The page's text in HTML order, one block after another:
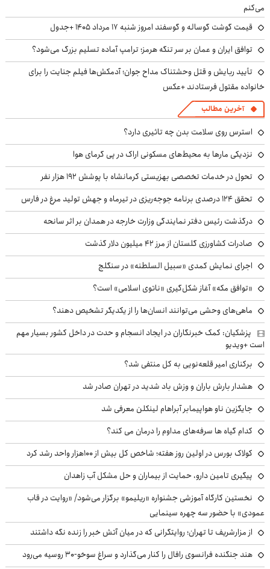
می‌کنم
قیمت گوشت گوساله و گوسفند امروز شنبه ۱۷ مرداد ۱۴۰۵ +جدول
توافق ایران و عمان بر سر تنگه هرمز؛ ترامپ آماده تسلیم بزرگ می‌شود؟
تأیید ربایش و قتل وحشتناک مداح جوان؛ آدمکش‌ها فیلم جنایت را برای
خانواده مقتول فرستادند +عکس
آخرین مطالب
استرس روی سلامت بدن چه تاثیری دارد؟
نزدیکی مارها به محیط‌های مسکونی اراک در پی گرمای هوا
تحول در خدمات تخصصی بهزیستی کرمانشاه با پوشش ۱۹۲ هزار نفر
تحقق ۱۲۴ درصدی برنامه جوجه‌ریزی در تیرماه و جهش تولید مرغ در فارس
درگذشت رئیس دفتر نمایندگی وزارت خارجه در همدان بر اثر سانحه
صادرات کشاورزی گلستان از مرز ۴۲ میلیون دلار گذشت
اجرای نمایش کمدی «سبیل السلطنه» در سنگلج
«توافق مکه» آغاز شکل‌گیری «ناتوی اسلامی» است؟
ماهی‌های وحشی می‌توانند انسان‌ها را از یکدیگر تشخیص دهند؟
پزشکیان: کمک خبرنگاران در ایجاد انسجام و حدت در داخل کشور بسیار مهم
است +ویدیو
برکناری امیر قلعه‌نویی به کل منتفی شد؟
هشدار بارش باران و وزش باد شدید در تهران صادر شد
جایگزین ناو هواپیمابر آبراهام لینکلن معرفی شد
کدام گیاه ها سرفه‌های مداوم را درمان می کند؟
کولاک بورس در اولین روز هفته؛ شاخص کل بیش از ۱۰۰هزار واحد رشد کرد
پیگیری تامین دارو، حمایت از بیماران و حل مشکل آب زاهدان
نخستین کارگاه آموزشی جشنواره «ریلیمو» برگزار می‌شود/ «روایت در قاب
عمودی» با حضور سه چهره سینمایی
از مزارشریف تا تهران؛ روایتگرانی که در میان آتش خبر را زنده نگه داشتند
هند جنگنده فرانسوی رافال را کنار می‌گذارد و سراغ سوخو-30 روسیه می‌رود